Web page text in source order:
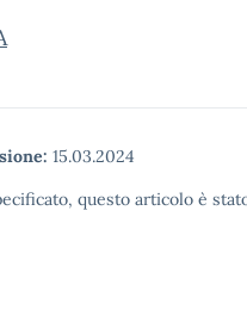
15.03.2024
questo articolo è